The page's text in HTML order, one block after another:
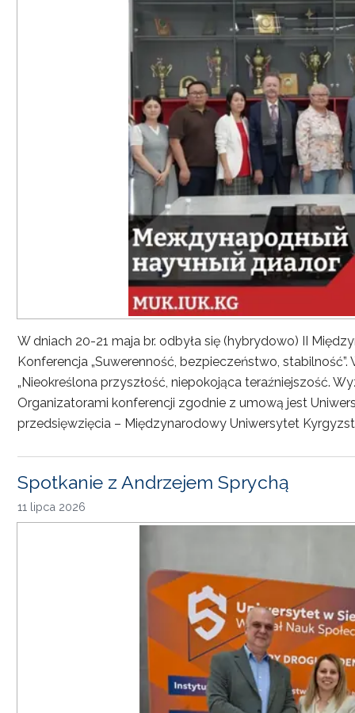
W dniach 20-21 maja br. odbyła się (hybrydowo) II
Konferencja „Suwerenność, bezpieczeństwo,
„Nieokreślona przyszłość, niepokojąca teraźniejszość.
Organizatorami konferencji zgodnie z umową jest
przedsięwzięcia – Międzynarodowy Uniwersytet
Spotkanie z Andrzejem Sprychą
11 lipca 2026